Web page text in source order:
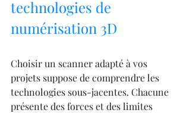
technologies de
numérisation 3D
Choisir un scanner adapté à vos
projets suppose de comprendre les
technologies sous-jacentes. Chacune
présente des forces et des limites